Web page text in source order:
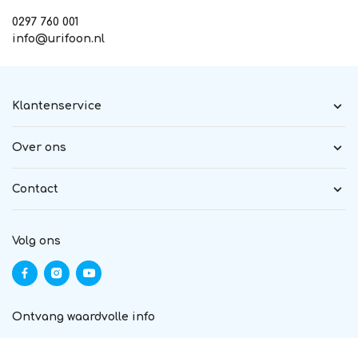
0297 760 001
info@urifoon.nl
Klantenservice
Over ons
Contact
Volg ons
Ontvang waardvolle info